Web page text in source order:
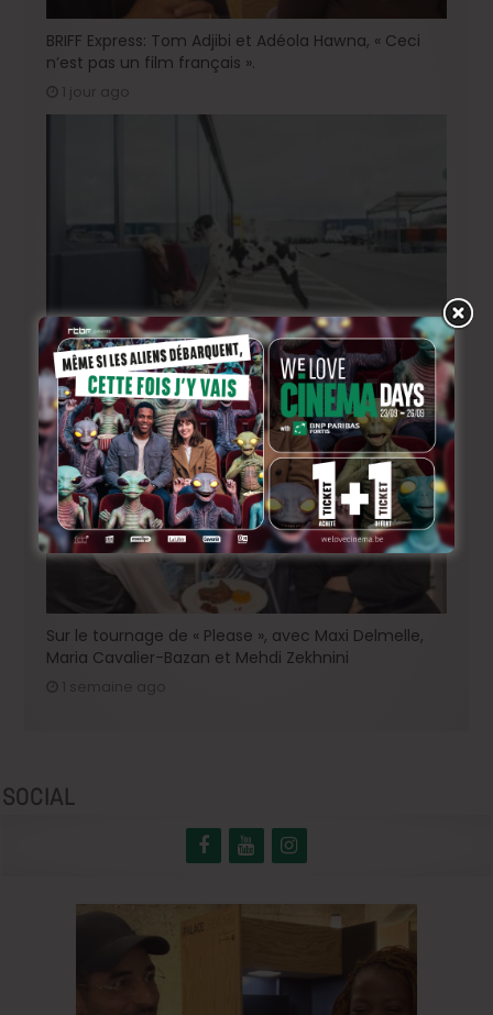
BRIFF Express: Tom Adjibi et Adéola Hawna, « Ceci
n’est pas un film français ».
1 jour ago
BRIFF 2026: la Compétition belge!
3 jours ago
Sur le tournage de « Please », avec Maxi Delmelle,
Maria Cavalier-Bazan et Mehdi Zekhnini
SOCIAL